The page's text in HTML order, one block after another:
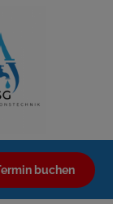
buchen